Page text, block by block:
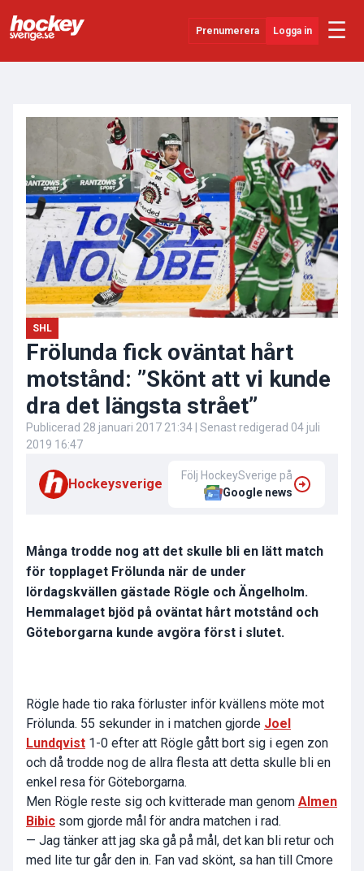
Prenumerera Logga in ☰
Evenemang
Övrigt
SHL
Frölunda fick oväntat hårt
motstånd: ”Skönt att vi kunde
dra det längsta strået”
Publicerad 28 januari 2017 21:34 | Senast redigerad 04 juli
2019 16:47
Hockeysverige
Följ HockeySverige på
Google news
Många trodde nog att det skulle bli en lätt match
för topplaget Frölunda när de under
lördagskvällen gästade Rögle och Ängelholm.
Hemmalaget bjöd på oväntat hårt motstånd och
Göteborgarna kunde avgöra först i slutet.
Rögle hade tio raka förluster inför kvällens möte mot
Frölunda. 55 sekunder in i matchen gjorde Joel
Lundqvist 1-0 efter att Rögle gått bort sig i egen zon
och då trodde nog de allra flesta att detta skulle bli en
enkel resa för Göteborgarna.
Men Rögle reste sig och kvitterade man genom Almen
Bibic som gjorde mål för andra matchen i rad.
— Jag tänker att jag ska gå på mål, det kan bli retur och
med lite tur går den in. Fan vad skönt, sa han till Cmore